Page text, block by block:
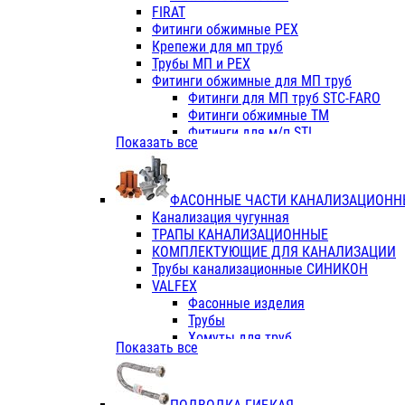
Фитинги ПП белые
Фитинги ПП белые
Фитинги ППс металл.белые
VALFEX
Трубы PE-RT
Трубы ПП водопровод белые
Трубы ПП водопровод серые
Трубы армированные
Трубы армированные
Фитинги с металл. серые
Фитинги ПП (серые)
Фитинги ПП белые
Краны
Фитинги ПП (белые)
Фитинги ПП с металлом белые
ПК КОНТУР
Краны полипропиленовые
Трубы полипропиленивые
FIRAT
Фитинги обжимные PEX
Крепежи для мп труб
Трубы МП и PEX
Фитинги обжимные для МП труб
Фитинги для МП труб STC-FARO
Фитинги обжимные ТМ
Фитинги для м/п STI
Фитинги для МП труб TITAN
TK
VALFEX
Показать все
ФАСОННЫЕ ЧАСТИ
Канализация чугунная
ТРАПЫ КАНАЛИЗАЦИОННЫЕ
КОМПЛЕКТУЮЩИЕ ДЛЯ КАНАЛИЗАЦИИ
Трубы канализационные СИНИКОН
VALFEX
Фасонные изделия
Трубы
Хомуты для труб
ПВХ (стройполимер)
Показать все